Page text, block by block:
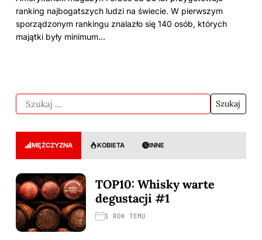
ranking najbogatszych ludzi na świecie. W pierwszym
sporządzonym rankingu znalazło się 140 osób, których
majątki były minimum…
MĘŻCZYZNA KOBIETA INNE
TOP10: Whisky warte
degustacji #1
1 ROK TEMU